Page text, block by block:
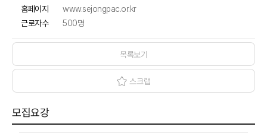
홈페이지
www.sejongpac.or.kr
근로자수
500명
목록보기
스크랩
모집요강